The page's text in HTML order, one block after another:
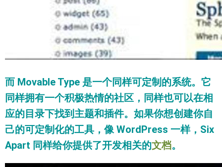
而 Movable Type 是一个同样可定制的系统。它
同样拥有一个积极热情的社区，同样也可以在相
应的目录下找到主题和插件。如果你想创建你自
己的可定制化的工具，像 WordPress 一样，Six
Apart 同样给你提供了开发相关的文档。